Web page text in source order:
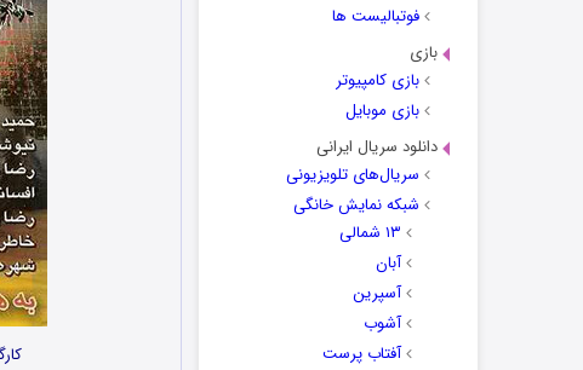
فوتبالیست ها
بازی
بازی کامپیوتر
بازی موبایل
دانلود سریال ایرانی
سریال‌های تلویزیونی
شبکه نمایش خانگی
۱۳ شمالی
آبان
آسپرین
آشوب
آفتاب پرست